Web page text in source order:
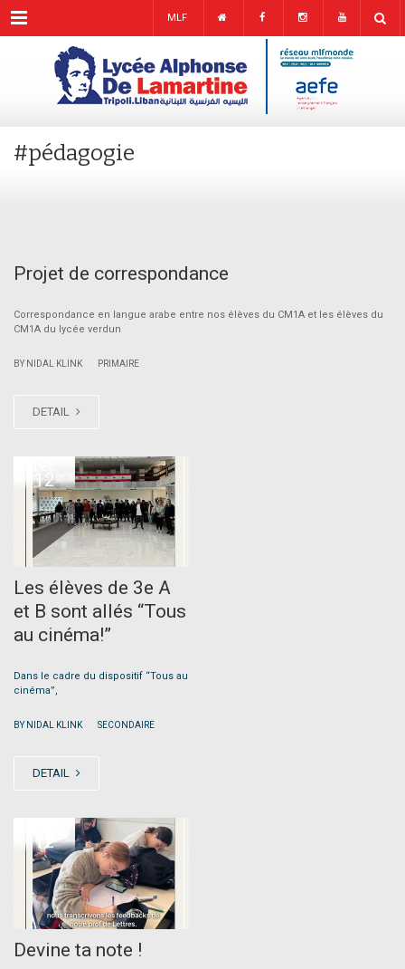
Menu MLF
#pédagogie
Projet de correspondance
Correspondance en langue arabe entre nos élèves du CM1A et les élèves du
CM1A du lycée verdun
BY NIDAL KLINK PRIMAIRE
DETAIL
12
Les élèves de 3e A
et B sont allés “Tous
au cinéma!”
Dans le cadre du dispositif “Tous au
cinéma”,
BY NIDAL KLINK SECONDAIRE
DETAIL
12
Devine ta note !